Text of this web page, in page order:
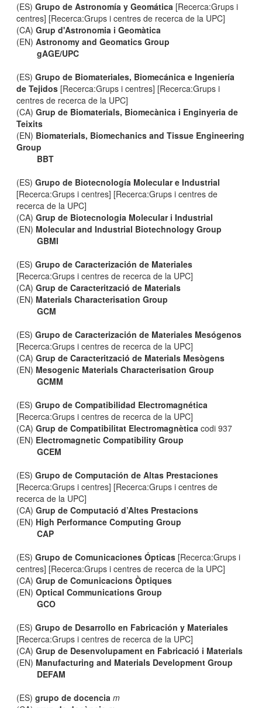
(ES)Grupo de Astronomía y Geomática [Recerca:Grups i
centres] [Recerca:Grups i centres de recerca de la UPC]
(CA)Grup d'Astronomia i Geomàtica
(EN)Astronomy and Geomatics Group
gAGE/UPC
(ES)Grupo de Biomateriales, Biomecánica e Ingeniería
de Tejidos [Recerca:Grups i centres] [Recerca:Grups i
centres de recerca de la UPC]
(CA)Grup de Biomaterials, Biomecànica i Enginyeria de
Teixits
(EN) Biomaterials, Biomechanics and Tissue Engineering
Group
BBT
(ES)Grupo de Biotecnología Molecular e Industrial
[Recerca:Grups i centres] [Recerca:Grups i centres de
recerca de la UPC]
(CA)Grup de Biotecnologia Molecular i Industrial
(EN) Molecular and Industrial Biotechnology Group
GBMI
(ES)Grupo de Caracterización de Materiales
[Recerca:Grups i centres de recerca de la UPC]
(CA)Grup de Caracterització de Materials
(EN) Materials Characterisation Group
GCM
(ES)Grupo de Caracterización de Materiales Mesógenos
[Recerca:Grups i centres de recerca de la UPC]
(CA)Grup de Caracterització de Materials Mesògens
(EN) Mesogenic Materials Characterisation Group
GCMM
(ES)Grupo de Compatibilidad Electromagnética
[Recerca:Grups i centres de recerca de la UPC]
(CA)Grup de Compatibilitat Electromagnètica codi 937
(EN) Electromagnetic Compatibility Group
GCEM
(ES)Grupo de Computación de Altas Prestaciones
[Recerca:Grups i centres] [Recerca:Grups i centres de
recerca de la UPC]
(CA)Grup de Computació d’Altes Prestacions
(EN) High Performance Computing Group
CAP
(ES)Grupo de Comunicaciones Ópticas [Recerca:Grups i
centres] [Recerca:Grups i centres de recerca de la UPC]
(CA)Grup de Comunicacions Òptiques
(EN)Optical Communications Group
GCO
(ES)Grupo de Desarrollo en Fabricación y Materiales
[Recerca:Grups i centres de recerca de la UPC]
(CA)Grup de Desenvolupament en Fabricació i Materials
(EN) Manufacturing and Materials Development Group
DEFAM
(ES)grupo de docencia m